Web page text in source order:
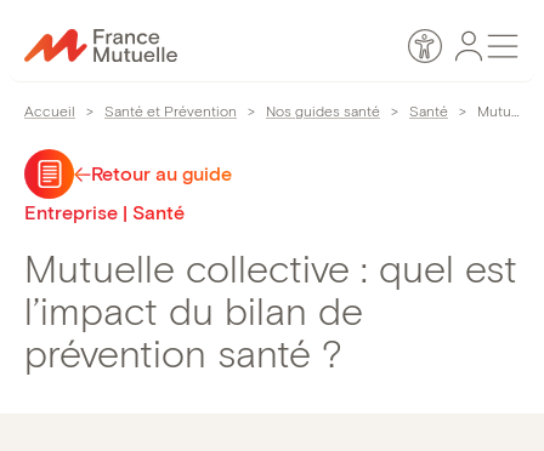
au
Accessibilité
Espace
Accueil > Santé et Prévention > Nos guides santé > Santé > Mutuelle collective : quel est l’impact du bilan de prévention santé ?
Retour au guide
Entreprise | Santé
Mutuelle collective : quel est
l’impact du bilan de
prévention santé ?